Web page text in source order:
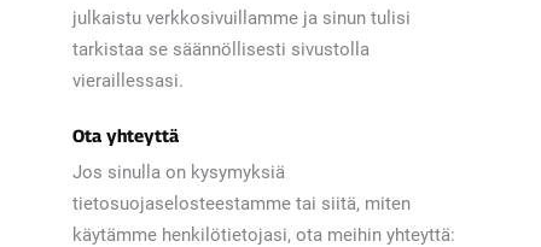
julkaistu verkkosivuillamme ja sinun tulisi
tarkistaa se säännöllisesti sivustolla
vieraillessasi.
Ota yhteyttä
Jos sinulla on kysymyksiä
tietosuojaselosteestamme tai siitä, miten
käytämme henkilötietojasi, ota meihin yhteyttä: